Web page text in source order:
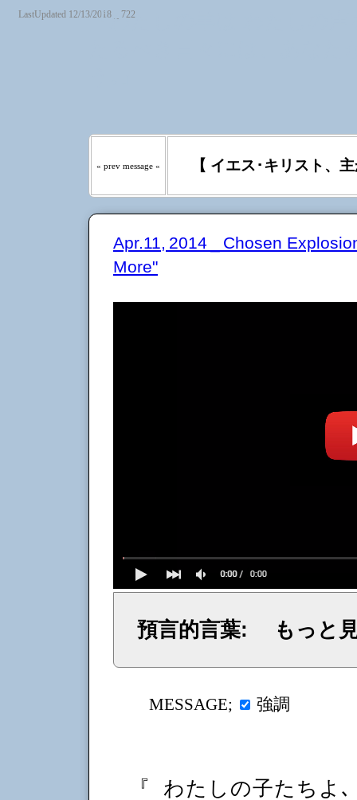
LastUpdated 12/13/2018 _ 722『わたしの羊は わたしの
« prev message « 【 イエス･キリスト、
Apr.11, 2014 _ Chosen
More"
預言的言葉: もっと
MESSAGE; 強調
『 わたしの子たちよ､